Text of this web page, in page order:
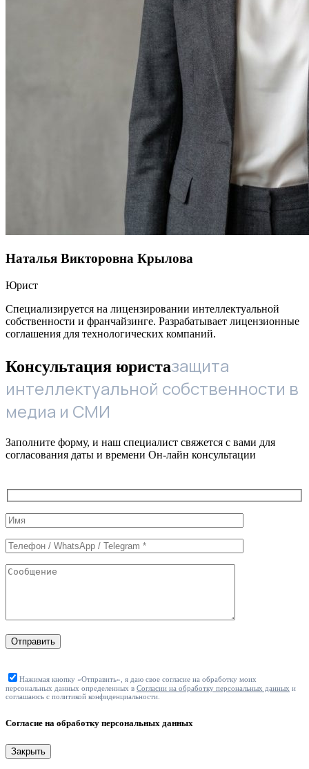
Наталья Викторовна Крылова
Юрист
Специализируется на лицензировании интеллектуальной
собственности и франчайзинге. Разрабатывает лицензионные
соглашения для технологических компаний.
Консультация юристазащита
интеллектуальной собственности в
медиа и СМИ
Заполните форму, и наш специалист свяжется с вами для
согласования даты и времени Он-лайн консультации
Служебные
поля
формы
Отправить
Нажимая кнопку «Отправить», я даю свое согласие на обработку моих
персональных данных определенных в Согласии на обработку персональных данных и
соглашаюсь с политикой конфиденциальности.
Согласие на обработку персональных данных
Закрыть